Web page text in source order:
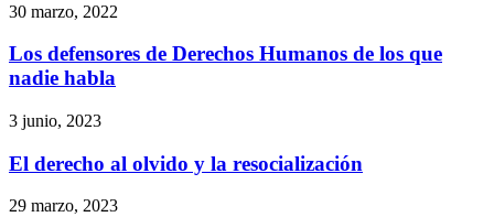
30 marzo, 2022
Los defensores de Derechos Humanos de los que
nadie habla
3 junio, 2023
El derecho al olvido y la resocialización
29 marzo, 2023